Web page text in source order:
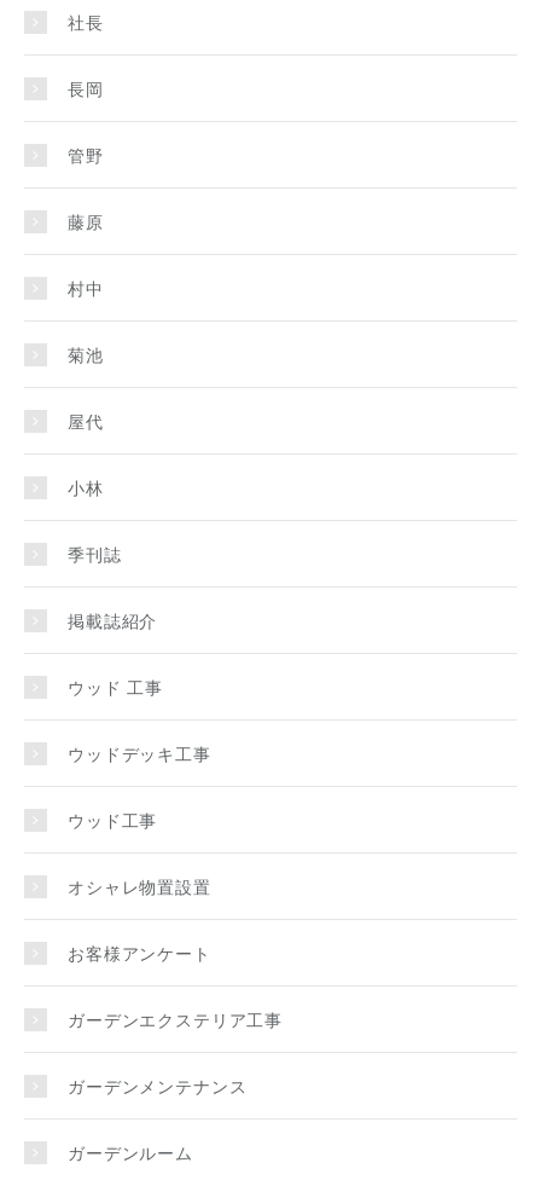
社長
長岡
管野
藤原
村中
菊池
屋代
小林
季刊誌
掲載誌紹介
ウッド 工事
ウッドデッキ工事
ウッド工事
オシャレ物置設置
お客様アンケート
ガーデンエクステリア工事
ガーデンメンテナンス
ガーデンルーム